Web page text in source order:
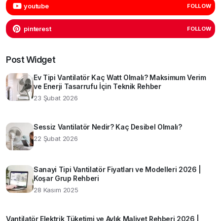
youtube FOLLOW
pinterest FOLLOW
Post Widget
Ev Tipi Vantilatör Kaç Watt Olmalı? Maksimum Verim
ve Enerji Tasarrufu İçin Teknik Rehber
23 Şubat 2026
Sessiz Vantilatör Nedir? Kaç Desibel Olmalı?
22 Şubat 2026
Sanayi Tipi Vantilatör Fiyatları ve Modelleri 2026 |
Koşar Grup Rehberi
28 Kasım 2025
Vantilatör Elektrik Tüketimi ve Aylık Maliyet Rehberi 2026 |